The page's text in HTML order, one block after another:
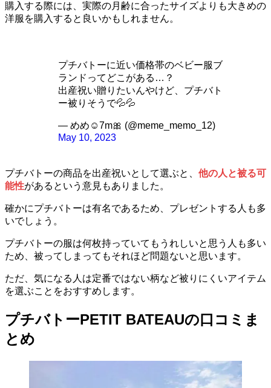
購入する際には、実際の月齢に合ったサイズよりも大きめの
洋服を購入すると良いかもしれません。
プチバトーに近い価格帯のベビー服ブ
ランドってどこがある…？
出産祝い贈りたいんやけど、プチバト
ー被りそうで💦💦
— めめ☺7m🎀 (@meme_memo_12)
May 10, 2023
プチバトーの商品を出産祝いとして選ぶと、 他の人と被る可
能性があるという意見もありました。
確かにプチバトーは有名であるため、プレゼントする人も多
いでしょう。
プチバトーの服は何枚持っていてもうれしいと思う人も多い
ため、被ってしまってもそれほど問題ないと思います。
ただ、気になる人は定番ではない柄など被りにくいアイテム
を選ぶことをおすすめします。
プチバトーPETIT BATEAUの口コミま
とめ